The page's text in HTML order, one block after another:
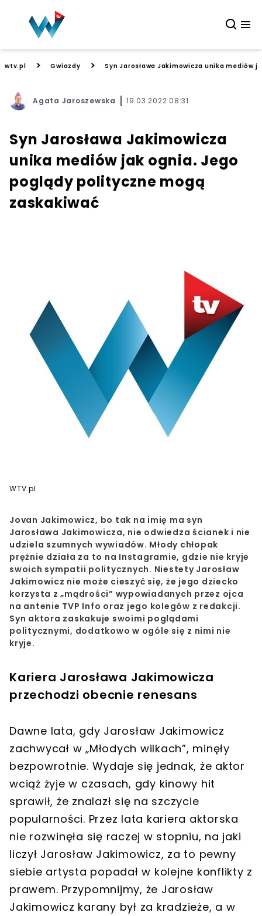
wtv.pl > Gwiazdy > Syn Jarosława Jakimowicza unika mediów
Agata Jaroszewska 19.03.2022 08:31
Syn Jarosława Jakimowicza
unika mediów jak ognia. Jego
poglądy polityczne mogą
zaskakiwać
WTV.pl
Jovan Jakimowicz, bo tak na imię ma syn
Jarosława Jakimowicza, nie odwiedza ścianek i nie
udziela szumnych wywiadów. Młody chłopak
prężnie działa za to na Instagramie, gdzie nie kryje
swoich sympatii politycznych. Niestety Jarosław
Jakimowicz nie może cieszyć się, że jego dziecko
korzysta z „mądrości” wypowiadanych przez ojca
na antenie TVP Info oraz jego kolegów z redakcji.
Syn aktora zaskakuje swoimi poglądami
politycznymi, dodatkowo w ogóle się z nimi nie
kryje.
Kariera Jarosława Jakimowicza
przechodzi obecnie renesans
Dawne lata, gdy Jarosław Jakimowicz
zachwycał w „Młodych wilkach”, minęły
bezpowrotnie. Wydaje się jednak, że aktor
wciąż żyje w czasach, gdy kinowy hit
sprawił, że znalazł się na szczycie
popularności. Przez lata kariera aktorska
nie rozwinęła się raczej w stopniu, na jaki
liczył Jarosław Jakimowicz, za to pewny
siebie artysta popadał w kolejne konflikty z
prawem. Przypomnijmy, że Jarosław
Jakimowicz karany był za kradzieże, a w